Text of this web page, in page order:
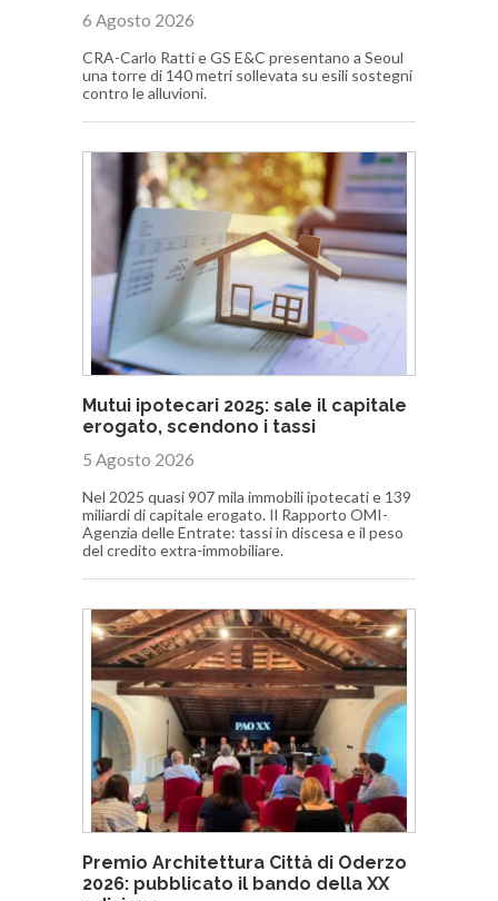
6 Agosto 2026
CRA-Carlo Ratti e GS E&C presentano a Seoul
una torre di 140 metri sollevata su esili sostegni
contro le alluvioni.
Mutui ipotecari 2025: sale il capitale
erogato, scendono i tassi
5 Agosto 2026
Nel 2025 quasi 907 mila immobili ipotecati e 139
miliardi di capitale erogato. Il Rapporto OMI-
Agenzia delle Entrate: tassi in discesa e il peso
del credito extra-immobiliare.
Premio Architettura Città di Oderzo
2026: pubblicato il bando della XX